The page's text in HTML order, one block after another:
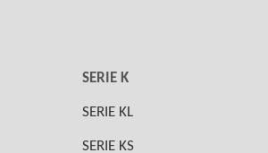
SERIE K
SERIE KL
SERIE KS